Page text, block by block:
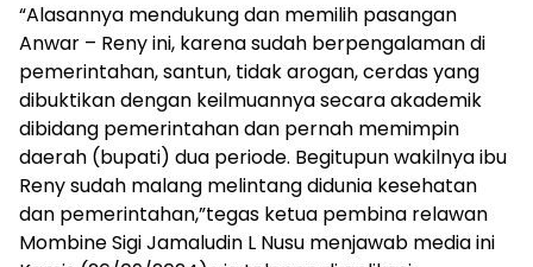
“Alasannya mendukung dan memilih pasangan
Anwar – Reny ini, karena sudah berpengalaman di
pemerintahan, santun, tidak arogan, cerdas yang
dibuktikan dengan keilmuannya secara akademik
dibidang pemerintahan dan pernah memimpin
daerah (bupati) dua periode. Begitupun wakilnya ibu
Reny sudah malang melintang didunia kesehatan
dan pemerintahan,”tegas ketua pembina relawan
Mombine Sigi Jamaludin L Nusu menjawab media ini